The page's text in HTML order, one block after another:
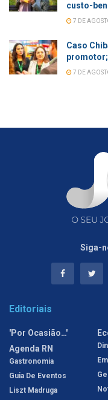
custo-
7 DE
Caso
promotor;
7 DE
Siga-
Editoriais
'Por Ocasião…'
Agenda RN
Gastronomia
Guia De Eventos
Liszt Madruga